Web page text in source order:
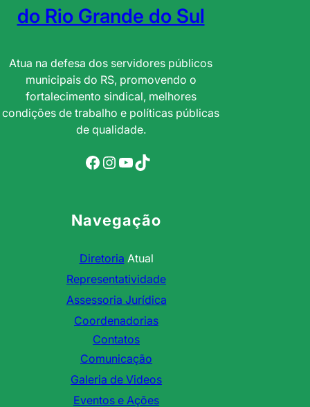
do Rio Grande do Sul
Atua na defesa dos servidores públicos
municipais do RS, promovendo o
fortalecimento sindical, melhores
condições de trabalho e políticas públicas
de qualidade.
Facebook Instagram YouTube TikTok
Navegação
Diretoria Atual
Representatividade
Assessoria Jurídica
Coordenadorias
Contatos
Comunicação
Galeria de Videos
Eventos e Ações